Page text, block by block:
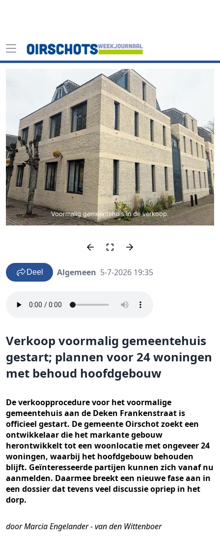
Voormalig gemeentehuis in de verkoop.
Deel Algemeen 5-7-2026 19:35
Verkoop voormalig gemeentehuis
gestart; plannen voor 24 woningen
met behoud hoofdgebouw
De verkoopprocedure voor het voormalige
gemeentehuis aan de Deken Frankenstraat is
officieel gestart. De gemeente Oirschot zoekt een
ontwikkelaar die het markante gebouw
herontwikkelt tot een woonlocatie met ongeveer 24
woningen, waarbij het hoofdgebouw behouden
blijft. Geïnteresseerde partijen kunnen zich vanaf nu
aanmelden. Daarmee breekt een nieuwe fase aan in
een dossier dat tevens veel discussie opriep in het
dorp.
door Marcia Engelander - van den Wittenboer